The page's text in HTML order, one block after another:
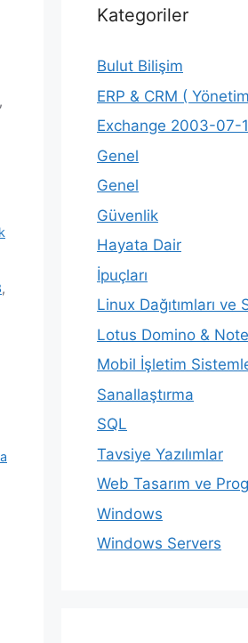
,
,
Kategoriler
Bulut Bilişim
ERP & CRM (
Exchange 2003-07-
Genel
Genel
Güvenlik
Hayata Dair
İpuçları
Linux Dağıtımları ve
Lotus Domino &
Mobil İşletim
Sanallaştırma
SQL
Tavsiye Yazılımlar
Web Tasarım ve
Windows
Windows Servers